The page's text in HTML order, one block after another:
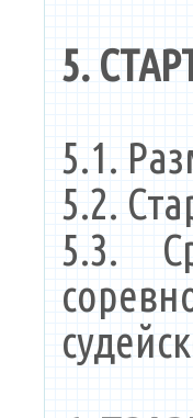
5.
5.1.
5.2.
5.3.